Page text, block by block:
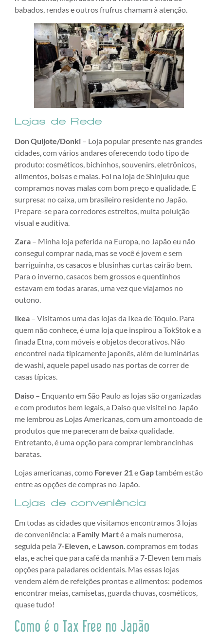
babados, rendas e outros frufrus chamam à atenção.
Lojas de Rede
Don Quijote/Donki – Loja popular presente nas grandes
cidades, com vários andares oferecendo todo tipo de
produto: cosméticos, bichinhos, souvenirs, eletrônicos,
alimentos, bolsas e malas. Foi na loja de Shinjuku que
compramos novas malas com bom preço e qualidade. E
surpresa: no caixa, um brasileiro residente no Japão.
Prepare-se para corredores estreitos, muita poluição
visual e auditiva.
Zara – Minha loja peferida na Europa, no Japão eu não
consegui comprar nada, mas se você é jovem e sem
barriguinha, os casacos e blusinhas curtas cairão bem.
Para o inverno, casacos bem grossos e quentinhos
estavam em todas araras, uma vez que viajamos no
outono.
Ikea – Visitamos uma das lojas da Ikea de Tóquio. Para
quem não conhece, é uma loja que inspirou a TokStok e a
finada Etna, com móveis e objetos decorativos. Não
encontrei nada tipicamente japonês, além de luminárias
de washi, aquele papel usado nas portas de correr de
casas típicas.
Daiso – Enquanto em São Paulo as lojas são organizadas
e com produtos bem legais, a Daiso que visitei no Japão
me lembrou as Lojas Americanas, com um amontoado de
produtos que me pareceram de baixa qualidade.
Entretanto, é uma opção para comprar lembrancinhas
baratas.
Lojas americanas, como Forever 21eGaptambém estão
entre as opções de compras no Japão.
Lojas de conveniência
Em todas as cidades que visitamos encontramos 3 lojas
de conveniência: a Family Marté a mais numerosa,
seguida pela 7-Eleven, e Lawson . compramos em todas
elas, e achei que para café da manhã a 7-Eleven tem mais
opções para paladares ocidentais. Mas essas lojas
vendem além de refeições prontas e alimentos: podemos
encontrar meias, camisetas, guarda chuvas, cosméticos,
quase tudo!
Como é o Tax Free no Japão